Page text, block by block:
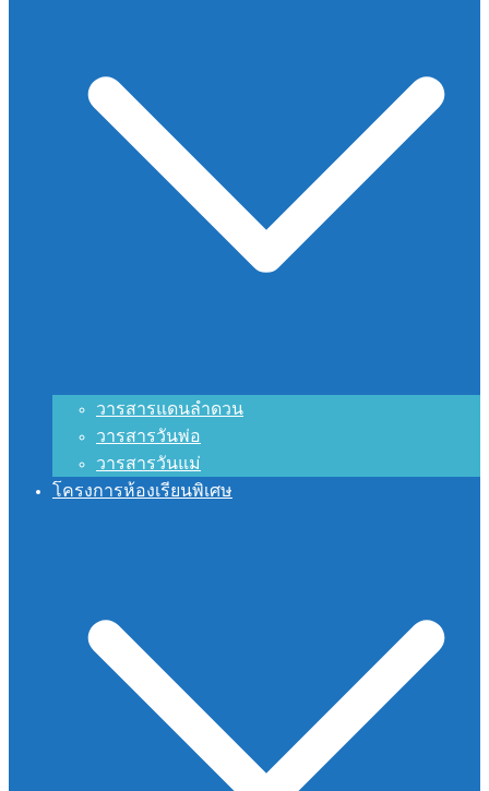
วารสารแดนลำดวน
วารสารวันพ่อ
วารสารวันแม่
โครงการห้องเรียนพิเศษ